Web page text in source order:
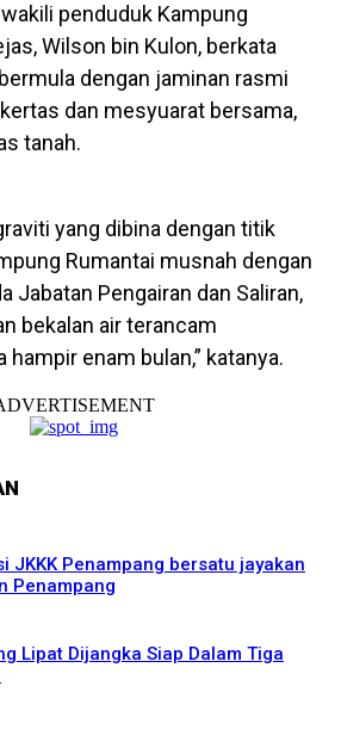
penduduk Kampung
Wilson bin Kulon, berkata
dengan jaminan rasmi
dan mesyuarat bersama,
tanah.
yang dibina dengan titik
Rumantai musnah dengan
Jabatan Pengairan dan Saliran,
bekalan air terancam
enam bulan,” katanya.
JKKK Penampang bersatu jayakan
Penampang
Lipat Dijangka Siap Dalam Tiga